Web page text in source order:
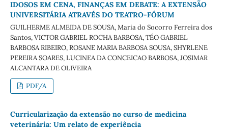
IDOSOS EM CENA, FINANÇAS EM DEBATE: A EXTENSÃO
UNIVERSITÁRIA ATRAVÉS DO TEATRO-FÓRUM
GUILHERME ALMEIDA DE SOUSA, Maria do Socorro Ferreira dos
Santos, VICTOR GABRIEL ROCHA BARBOSA, TÉO GABRIEL
BARBOSA RIBEIRO, ROSANE MARIA BARBOSA SOUSA, SHYRLENE
PEREIRA SOARES, LUCINEA DA CONCEICAO BARBOSA, JOSIMAR
ALCANTARA DE OLIVEIRA
PDF/A
Curricularização da extensão no curso de medicina
veterinária: Um relato de experiência